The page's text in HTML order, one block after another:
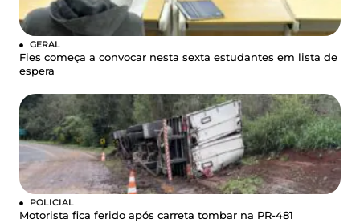
GERAL
Fies começa a convocar nesta sexta estudantes em lista de
espera
POLICIAL
Motorista fica ferido após carreta tombar na PR-481